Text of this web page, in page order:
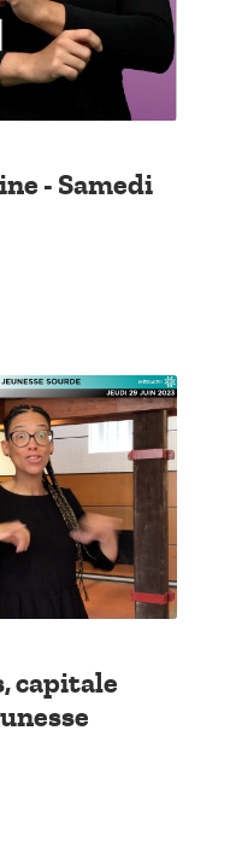
- Samedi
capitale